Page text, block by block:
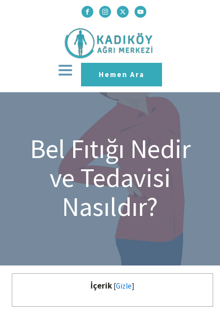
Hemen Ara
Bel Fıtığı Nedir
ve Tedavisi
Nasıldır?
İçerik [Gizle]